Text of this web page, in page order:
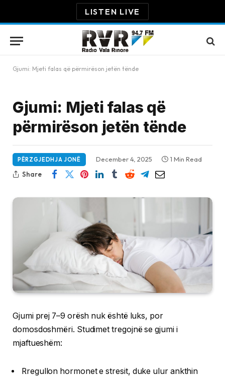
LISTEN LIVE
Gjumi: Mjeti falas që përmirëson jetën tënde
Gjumi: Mjeti falas që
përmirëson jetën tënde
PËRZGJEDHJA JONË December 4, 2025
1 Min Read
Share
Gjumi prej 7–9 orësh nuk është luks, por
domosdoshmëri. Studimet tregojnë se gjumi i
mjaftueshëm:
Rregullon hormonet e stresit, duke ulur ankthin